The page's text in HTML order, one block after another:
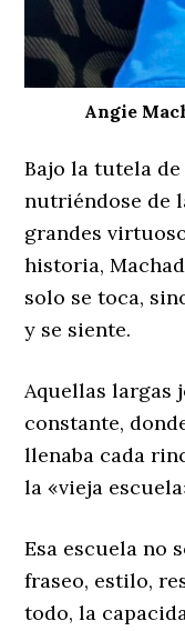
Angie
Bajo la tutela
nutriéndose de
grandes
historia,
solo se toca,
y se siente.
Aquellas largas
constante,
llenaba cada
la «vieja
Esa escuela no
fraseo, estilo,
todo, la